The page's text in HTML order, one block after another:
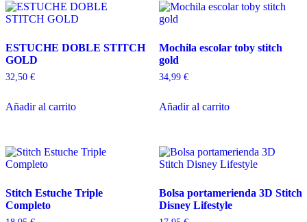
ESTUCHE DOBLE STITCH
GOLD
32,50 €
Añadir al carrito
Mochila escolar toby stitch
gold
34,99 €
Añadir al carrito
Stitch Estuche Triple
Completo
Bolsa portamerienda 3D Stitch
Disney Lifestyle